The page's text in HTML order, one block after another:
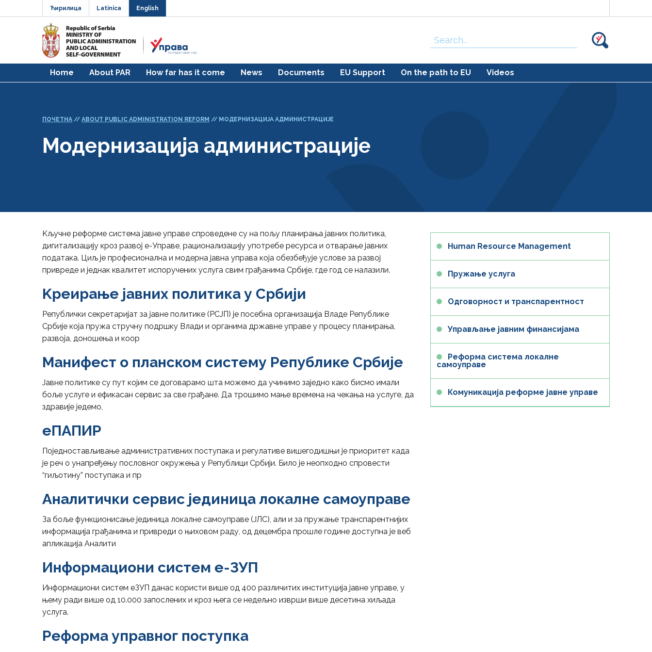
Ћирилица Latinica English
Search
for:
Home About PAR How far has it come News Documents EU Support On the path to EU Videos
ПОЧЕТНА // ABOUT PUBLIC ADMINISTRATION REFORM // МОДЕРНИЗАЦИЈА АДМИНИСТРАЦИЈЕ
Модернизација администрације
Kључне реформе система јавне управе спроведене су на пољу планирања јавних политика,
дигитализацију кроз развој е-Управе, рационализацију употребе ресурса и отварање јавних
података. Циљ је професионална и модерна јавна управа која обезбеђује услове за развој
привреде и једнак квалитет испоручених услуга свим грађанима Србије, где год се налазили.
Kреирање јавних политика у Србији
Републички секретаријат за јавне политике (РСЈП) је посебна организација Владе Републике
Србије која пружа стручну подршку Влади и органима државне управе у процесу планирања,
развоја, доношења и коор
Манифест о планском систему Републике Србије
Јавне политике су пут којим се договарамо шта можемо да учинимо заједно како бисмо имали
боље услуге и ефикасан сервис за све грађане. Да трошимо мање времена на чекања на услуге, да
здравије једемо,
еПАПИР
Поједностављивање административних поступака и регулативе вишегодишњи је приоритет када
је реч о унапређењу пословног окружења у Републици Србији. Било је неопходно спровести
“гиљотину” поступака и пр
Аналитички сервис јединица локалне самоуправе
За боље функционисање јединица локалне самоуправе (ЈЛС), али и за пружање транспарентнијих
информација грађанима и привреди о њиховом раду, од децембра прошле године доступна је веб
апликација Аналити
Информациони систем е-ЗУП
Информациони систем еЗУП данас користи више од 400 различитих институција јавне управе, у
њему ради више од 10.000 запослених и кроз њега се недељно изврши више десетина хиљада
услуга.
Реформа управног поступка
Human Resource Management
Пружање услуга
Одговорност и транспарентност
Управљање јавним финансијама
Реформа система локалне
самоуправе
Комуникација реформе јавне управе